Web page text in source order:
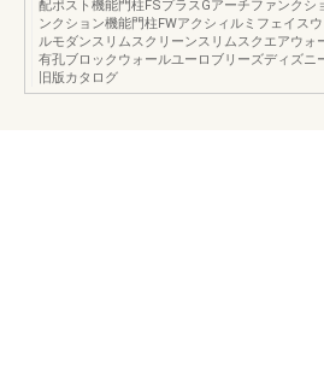
配ポスト機能門柱FSプラスGアーチファンクシ
ンクション機能門柱FWアクシィルミフェイス
ルモダンスリムスクリーンスリムスクエアウォ
有孔ブロックウォールユーロブリーズディズニ
旧版カタログ